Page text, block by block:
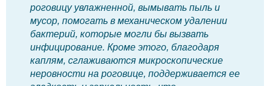
роговицу увлажненной, вымывать пыль и
мусор, помогать в механическом удалении
бактерий, которые могли бы вызвать
инфицирование. Кроме этого, благодаря
каплям, сглаживаются микроскопические
неровности на роговице, поддерживается ее